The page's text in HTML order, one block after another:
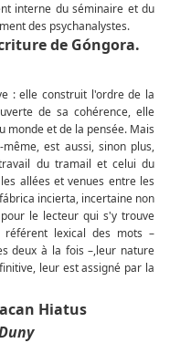
interne du séminaire et du
des psychanalystes.
de Góngora.
: elle construit l'ordre de la
de sa cohérence, elle
monde et de la pensée. Mais
est aussi, sinon plus,
du tramail et celui du
allées et venues entre les
incierta, incertaine non
le lecteur qui s'y trouve
lexical des mots –
deux à la fois –,leur nature
leur est assigné par la
Hiatus